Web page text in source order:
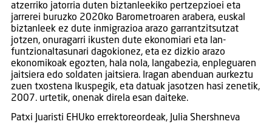
atzerriko jatorria duten biztanleekiko pertzepzioei eta
jarrerei buruzko 2020ko Barometroaren arabera, euskal
biztanleek ez dute inmigrazioa arazo garrantzitsutzat
jotzen, onuragarri ikusten dute ekonomiari eta lan-
funtzionaltasunari dagokionez, eta ez dizkio arazo
ekonomikoak egozten, hala nola, langabezia, enpleguaren
jaitsiera edo soldaten jaitsiera. Iragan abenduan aurkeztu
zuen txostena Ikuspegik, eta datuak jasotzen hasi zenetik,
2007. urtetik, onenak direla esan daiteke.
Patxi Juaristi EHUko errektoreordeak, Julia Shershneva